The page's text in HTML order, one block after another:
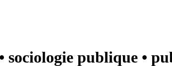
sociologie publique •